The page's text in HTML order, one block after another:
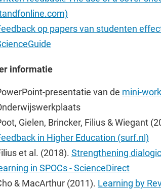
op papers van studenten
informatie
presentatie van de mini-
Gielen, Brincker, Filius & Wiegant
in Higher Education (surf.nl)
et al. (2018). Strengthening
in SPOCs - ScienceDirect
& MacArthur (2011). Learning by